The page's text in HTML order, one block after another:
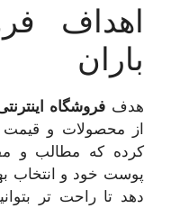
اهداف
باران
هدففروشگاه
از محصولات و
کرده که مطالب و
پوست خود و انتخاب
دهد تا راحت تر